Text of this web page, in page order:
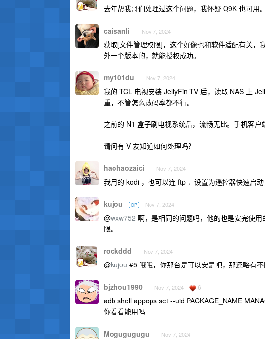
去年帮我哥们处理过这个问题，我怀疑 Q9K 也可用。
caisanli Nov 7, 2024
获取[文件管理权限]，这个好像也和软件适配有关，
外一个版本的，就能授权成功。
my101du Nov 7, 2024
我的 TCL 电视安装 JellyFin TV 后，读取 NAS 上
重，不管怎么改码率都不行。
之前的 N1 盒子刷电视系统后，流畅无比。手机客户
请问有 V 友知道如何处理吗？
haohaozaici Nov 7, 2024
我用的 kodi ，也可以连 ftp ，设置为遥控器快速启
kujou OP Nov 7, 2024
@wxw752 啊，是相同的问题吗，他的也是安完使
限。
rockddd Nov 7, 2024
@kujou #5 哦哦，你那台是可以安是吧，那还略有不
bjzhou1990 Nov 7, 2024 6
adb shell appops set --uid PACKAGE_NAME
你看看能用吗
Mogugugugu Nov 7, 2024